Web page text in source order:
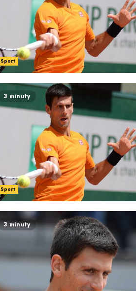
Sport
3 minuty
Sport
3 minuty